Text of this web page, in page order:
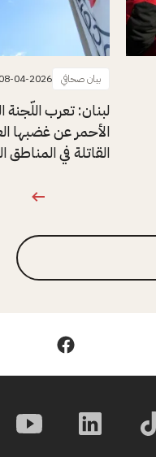
بيان صحافي 04-2026
لبنان: تعرب اللّجنة
الأحمر عن غضبها
القاتلة في المناطق